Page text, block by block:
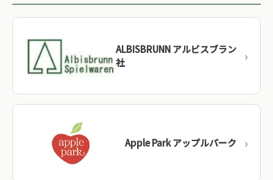
02
CE・EN71など、ヨーロッパの厳しい安全基準に適
合。舐めても安心な天然塗料を使用しています。
に配慮した持続可能なものづくりを実践していま
す。
ALBISBRUNN アルビスブラン
社
Apple Park アップルパーク